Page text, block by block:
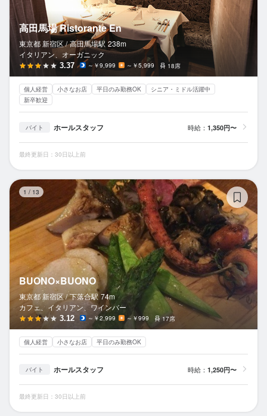
高田馬場 Ristorante En
東京都 新宿区 / 高田馬場駅 238m
イタリアン、オーガニック
3.37 ～￥9,999 ～￥5,999 18席
個人経営 小さなお店 平日のみ勤務OK
シニア・ミドル活躍中
新卒歓迎
バイト ホールスタッフ 時給： 1,350円〜
最終更新日：30日以上前
1 / 13
BUONO×BUONO
東京都 新宿区 / 下落合駅 74m
カフェ、イタリアン、ワインバー
3.12 ～￥2,999 ～￥999 17席
個人経営 小さなお店 平日のみ勤務OK
バイト ホールスタッフ 時給： 1,250円〜
最終更新日：30日以上前